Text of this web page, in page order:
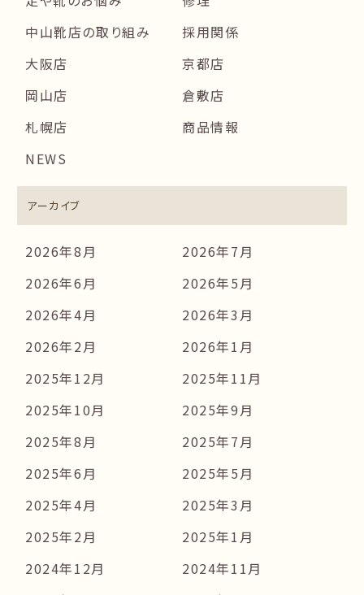
中山靴店の取り組み
採用関係
大阪店
京都店
岡山店
倉敷店
札幌店
商品情報
NEWS
アーカイブ
2026年8月
2026年7月
2026年6月
2026年5月
2026年4月
2026年3月
2026年2月
2026年1月
2025年12月
2025年11月
2025年10月
2025年9月
2025年8月
2025年7月
2025年6月
2025年5月
2025年4月
2025年3月
2025年2月
2025年1月
2024年12月
2024年11月